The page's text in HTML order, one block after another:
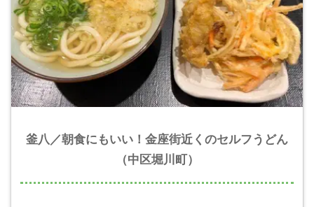
釜八／朝食にもいい！金座街近くのセルフうどん
（中区堀川町）